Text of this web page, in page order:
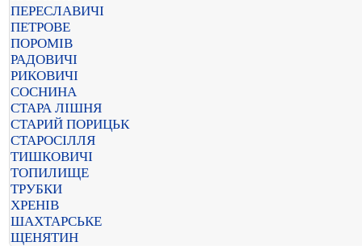
ПЕРЕСЛАВИЧІ
ПЕТРОВЕ
ПОРОМІВ
РАДОВИЧІ
РИКОВИЧІ
СОСНИНА
СТАРА ЛІШНЯ
СТАРИЙ ПОРИЦЬК
СТАРОСІЛЛЯ
ТИШКОВИЧІ
ТОПИЛИЩЕ
ТРУБКИ
ХРЕНІВ
ШАХТАРСЬКЕ
ЩЕНЯТИН